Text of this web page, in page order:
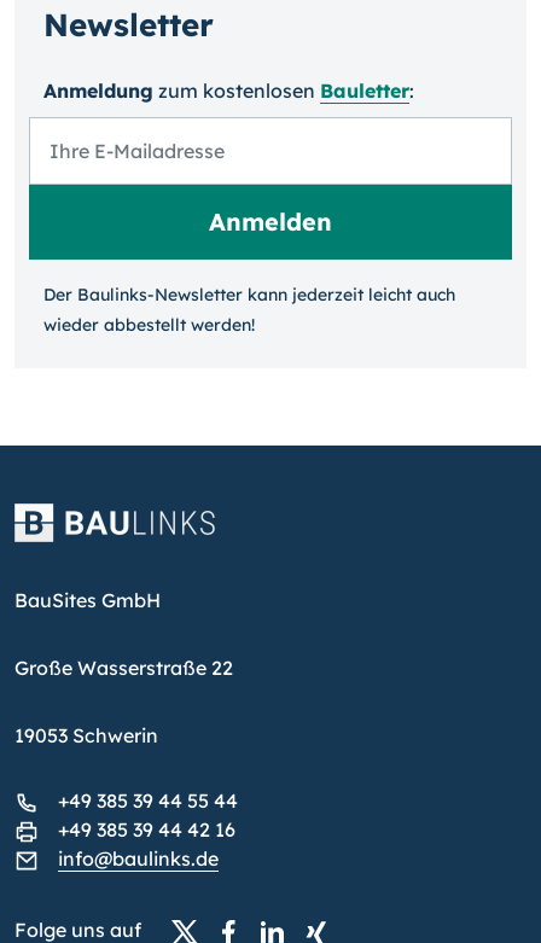
Newsletter
Anmeldung zum kosten­losen Bauletter:
Der Baulinks-Newsletter kann jeder­zeit leicht auch
wieder ab­bestellt werden!
BauSites GmbH
Große Wasserstraße 22
19053 Schwerin
+49 385 39 44 55 44
+49 385 39 44 42 16
info@baulinks.de
Folge uns auf